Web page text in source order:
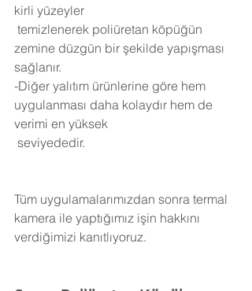
kirli yüzeyler
zemine düzgün bir şekilde yapışması
sağlanır.
-Diğer yalıtım ürünlerine göre hem
uygulanması daha kolaydır hem de
verimi en yüksek
seviyededir.
Tüm uygulamalarımızdan sonra termal
kamera ile yaptığımız işin hakkını
verdiğimizi kanıtlıyoruz.